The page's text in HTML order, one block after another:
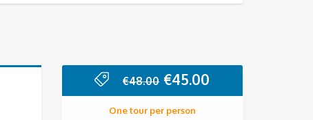
€48.00 Ursprünglicher
Preis
war:
€45.00
Preis
One tour per person